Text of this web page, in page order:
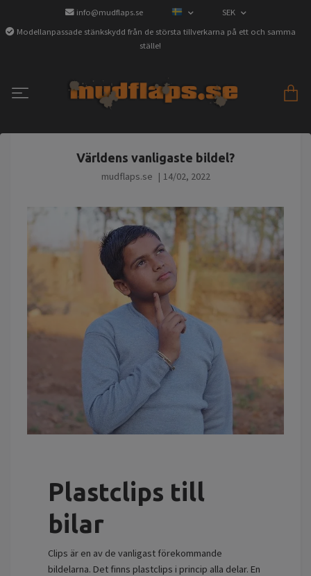
info@mudflaps.se
SEK
Modellanpassade stänkskydd från de största tillverkarna på ett och samma
ställe!
Världens vanligaste bildel?
mudflaps.se | 14/02, 2022
Plastclips till
bilar
Clips är en av de vanligast förekommande
bildelarna. Det finns plastclips i princip alla delar. En